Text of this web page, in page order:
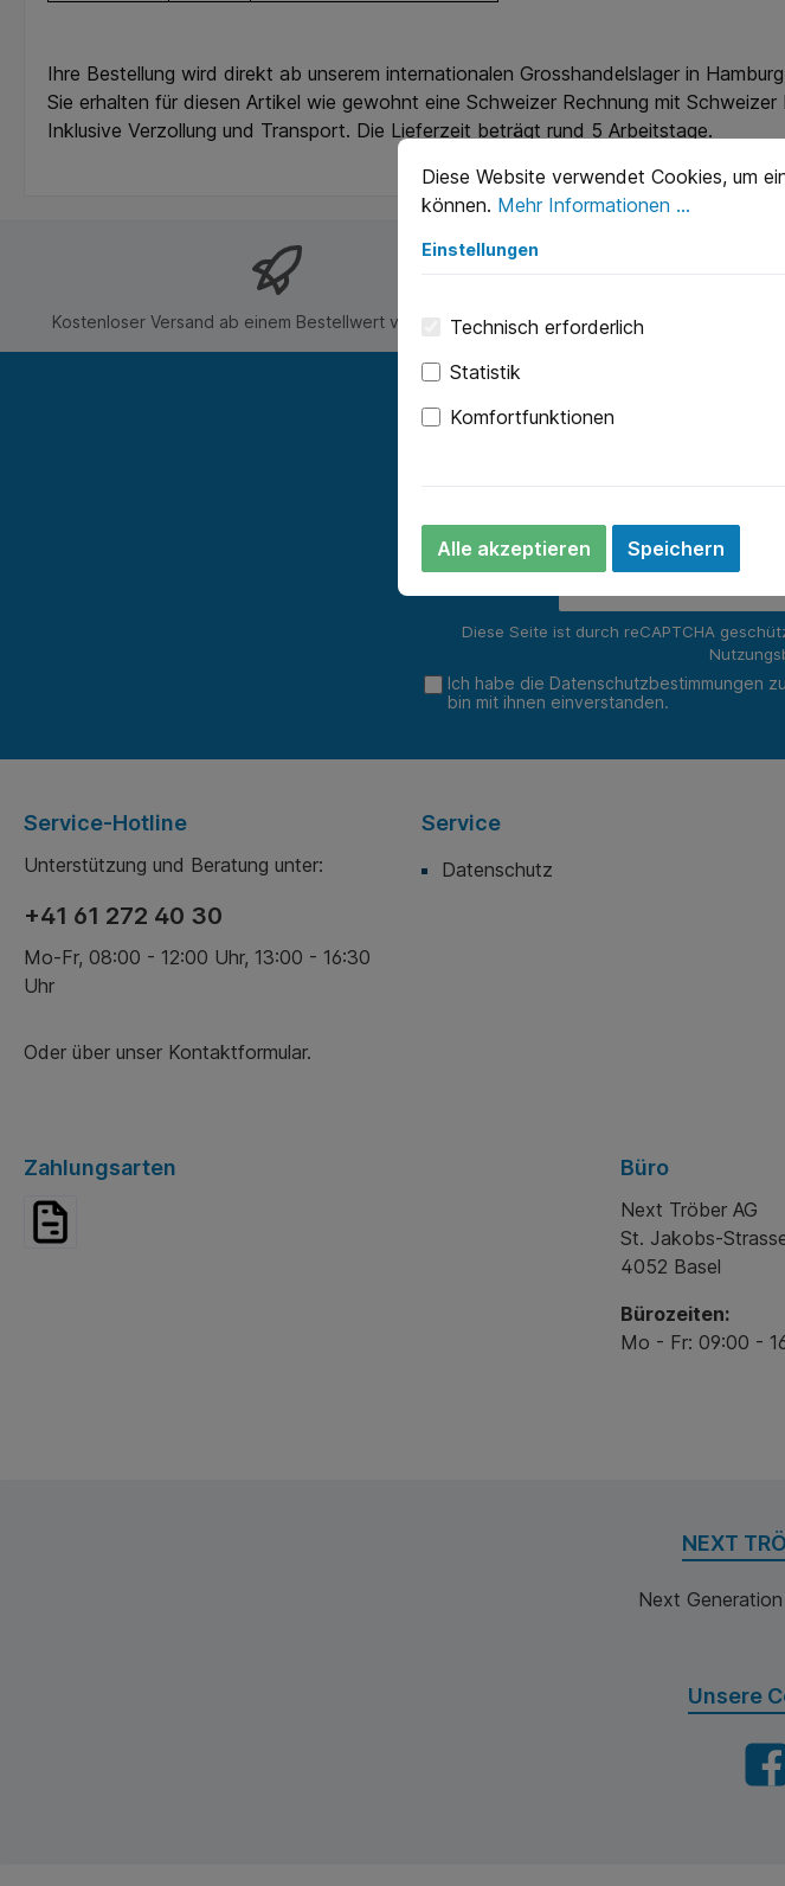
Ihre Bestellung wird direkt ab unserem internationalen Grosshandelslager in
Sie erhalten für diesen Artikel wie gewohnt eine Schweizer Rechnung mit
Inklusive Verzollung und Transport. Die Lieferzeit beträgt rund 5 Arbeitstage.
Kostenloser Versand ab einem Bestellwert von CHF 200.- Versand innerhalb
Mail-
Diese Seite ist durch reCAPTCHA
Ich habe die Datenschutzbestimmungen
bin mit ihnen einverstanden.
Service-Hotline
Unterstützung und Beratung unter:
+41 61 272 40 30
Mo-Fr, 08:00 - 12:00 Uhr, 13:00 - 16:30
Uhr
Oder über unser Kontaktformular.
Service
Datenschutz
Zahlungsarten Büro
Next Tröber AG
St. Jakobs-
4052 Basel
Bürozeiten:
Mo - Fr: 09:00 -
NEXT
Next
Unsere
Diese Website verwendet Cookies, um
können. Mehr Informationen ...
Einstellungen
Technisch erforderlich
Statistik
Komfortfunktionen
Alle akzeptieren Speichern